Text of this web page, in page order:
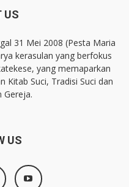
US
31 Mei 2008 (Pesta Maria
kerasulan yang berfokus
yang memaparkan
Kitab Suci, Tradisi Suci dan
Gereja.
US